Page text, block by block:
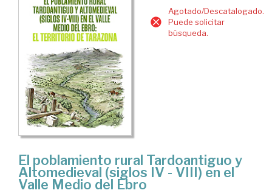
Agotado/Descatalogado.
Puede solicitar
búsqueda.
El poblamiento rural Tardoantiguo y
Altomedieval (siglos IV - VIII) en el
Valle Medio del Ebro